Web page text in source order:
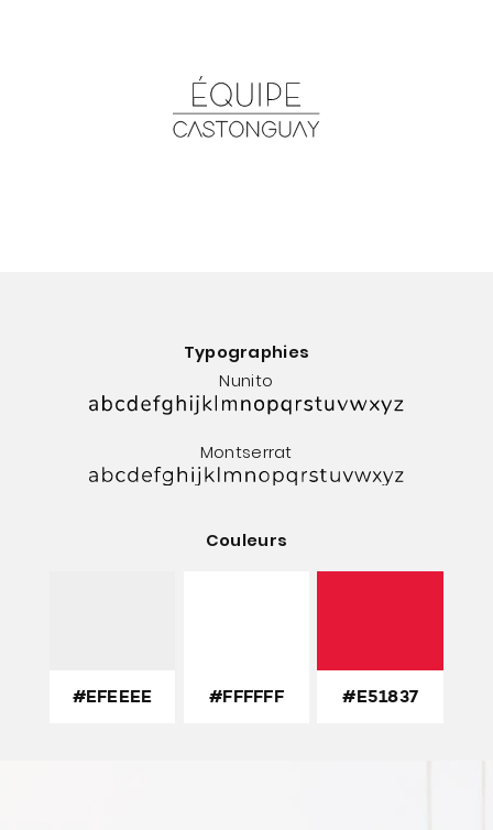
Typographies
Nunito
Montserrat
Couleurs
#EFEEEE #FFFFFF #E51837